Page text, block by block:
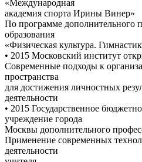
«Международная
академия спорта Ирины Винер»
По программе дополнительного
образования
«Физическая культура.
• 2015 Московский институт
Современные подходы к
пространства
для достижения личностных
деятельности
• 2015 Государственное
учреждение города
Москвы дополнительного
Применение современных
деятельности